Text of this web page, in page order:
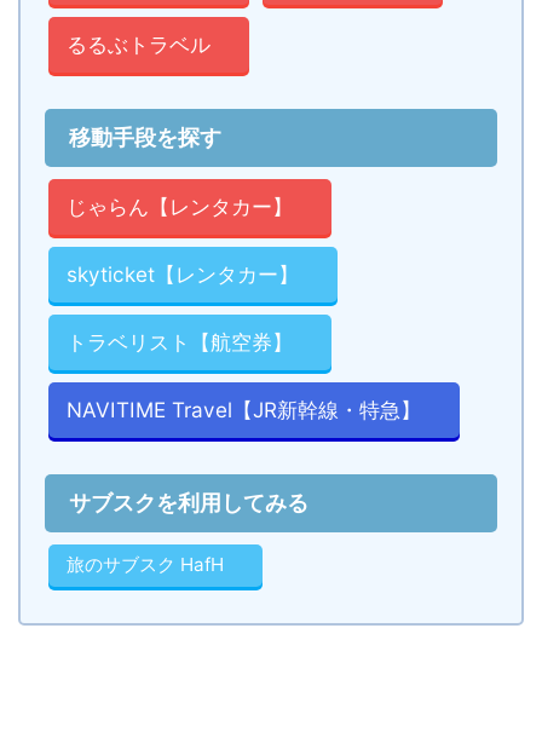
るるぶトラベル
移動手段を探す
じゃらん【レンタカー】
skyticket【レンタカー】
トラベリスト【航空券】
NAVITIME Travel【JR新幹線・特急】
サブスクを利用してみる
旅のサブスク HafH